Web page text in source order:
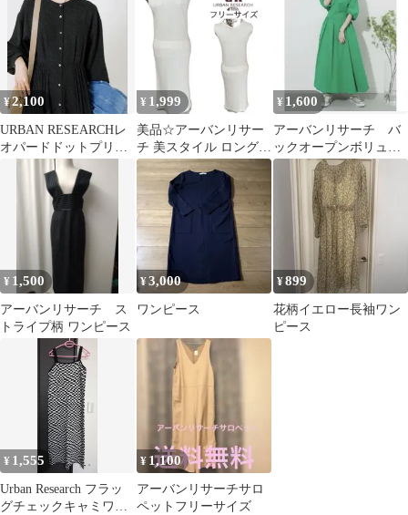
¥2,100
URBAN RESEARCHレ
オパードドットプリン
トワンピース
¥ 1,999
美品☆アーバンリサー
チ 美スタイル ロングニ
ットワンピース フリー
サイズ
¥ 1,600
アーバンリサーチ バ
ックオープンボリュー
ムワンピース
¥ 1,500
アーバンリサーチ ス
トライプ柄 ワンピース
¥3,000
ワンピース
¥899
花柄イエロー長袖ワン
ピース
¥ 1,555
Urban Research フラッ
グチェックキャミワン
¥ 1,100
アーバンリサーチサロ
ペットフリーサイズ